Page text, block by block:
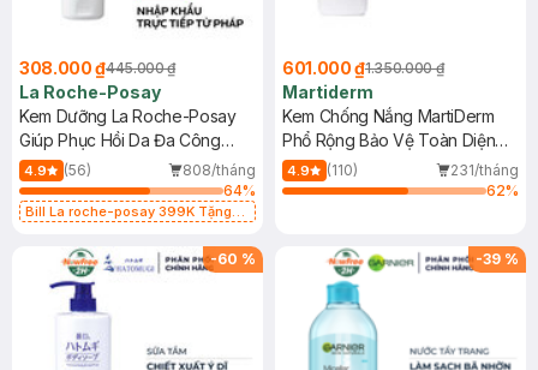
308.000 ₫445.000 ₫
La Roche-Posay
Kem Dưỡng La Roche-Posay
Giúp Phục Hồi Da Đa Công
Dụng 40ml
4.9 (56)
808/tháng
64%
Bill La roche-posay 399K Tặng
(SL có hạn)
601.000 ₫1.350.000 ₫
Martiderm
Kem Chống Nắng MartiDerm
Phổ Rộng Bảo Vệ Toàn Diện
40ml
4.9 (110)
231/tháng
62%
-60 % -39 %